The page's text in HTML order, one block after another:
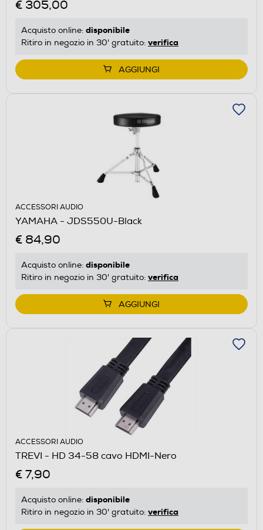
€ 305,00
Acquisto online: disponibile
Ritiro in negozio in 30' gratuito: verifica
AGGIUNGI
ACCESSORI AUDIO
YAMAHA - JDS550U-Black
€ 84,90
Acquisto online: disponibile
Ritiro in negozio in 30' gratuito: verifica
AGGIUNGI
ACCESSORI AUDIO
TREVI - HD 34-58 cavo HDMI-Nero
€ 7,90
Acquisto online: disponibile
Ritiro in negozio in 30' gratuito: verifica